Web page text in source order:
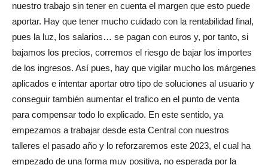
nuestro trabajo sin tener en cuenta el margen que esto puede
aportar. Hay que tener mucho cuidado con la rentabilidad final,
pues la luz, los salarios… se pagan con euros y, por tanto, si
bajamos los precios, corremos el riesgo de bajar los importes
de los ingresos. Así pues, hay que vigilar mucho los márgenes
aplicados e intentar aportar otro tipo de soluciones al usuario y
conseguir también aumentar el trafico en el punto de venta
para compensar todo lo explicado. En este sentido, ya
empezamos a trabajar desde esta Central con nuestros
talleres el pasado año y lo reforzaremos este 2023, el cual ha
empezado de una forma muy positiva, no esperada por la